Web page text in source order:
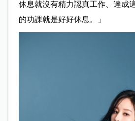
休息就沒有精力認真工作、達成
的功課就是好好休息。」